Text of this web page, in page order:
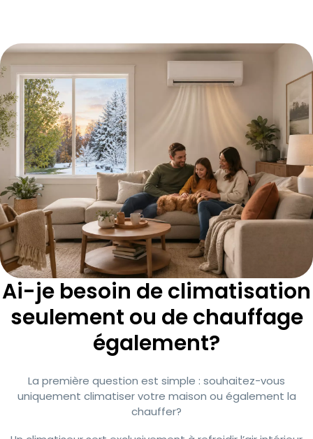
Ai-je besoin de climatisation
seulement ou de chauffage
également?
La première question est simple : souhaitez-vous
uniquement climatiser votre maison ou également la
chauffer?